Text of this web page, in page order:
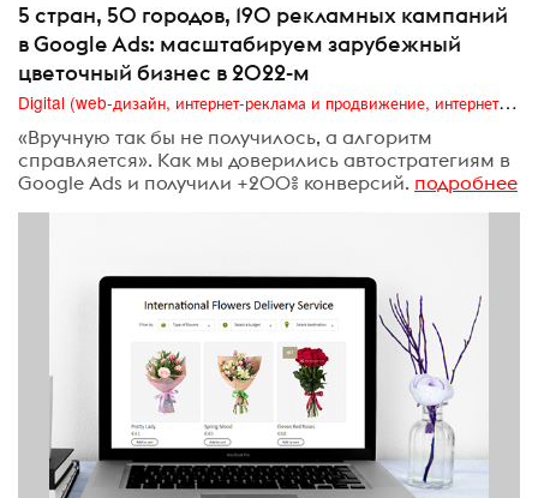
5 стран, 50 городов, 190 рекламных кампаний
в Google Ads: масштабируем зарубежный
цветочный бизнес в 2022-м
Digital (web-дизайн, интернет-реклама и продвижение, интернет-сообщества и блоги, интернет-коммуникации, мобильный маркетинг, реклама на цифровых экранах)
«Вручную так бы не получилось, а алгоритм
справляется». Как мы доверились автостратегиям в
Google Ads и получили +200% конверсий. подробнее